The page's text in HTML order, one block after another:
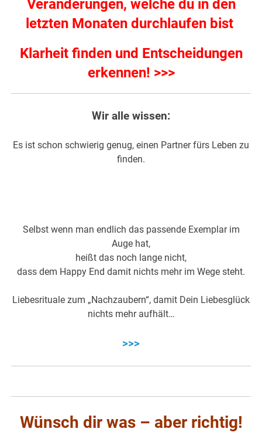
Veränderungen, welche du in den
letzten Monaten durchlaufen bist
Klarheit finden und Entscheidungen
erkennen! >>>
Wir alle wissen:
Es ist schon schwierig genug, einen Partner fürs Leben zu
finden.
Selbst wenn man endlich das passende Exemplar im
Auge hat,
heißt das noch lange nicht,
dass dem Happy End damit nichts mehr im Wege steht.
Liebesrituale zum „Nachzaubern“, damit Dein Liebesglück
nichts mehr aufhält…
>>>
Wünsch dir was – aber richtig!